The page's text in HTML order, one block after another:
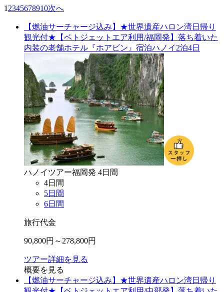
1 2345678910次へ
【燃油サーチャージ込み】★世界遺産ハロン湾日帰り
観光付★【ベトジェットエア利用/福岡発】落ち着いた
内装の老舗ホテル『ホアビン』宿泊ハノイ2泊4日
ハノイ ツアー福岡発 4日間
4日間
5日間
6日間
旅行代金
90,800円～ 278,800円
ツアー詳細を見る
概要を見る
【燃油サーチャージ込み】★世界遺産ハロン湾日帰り